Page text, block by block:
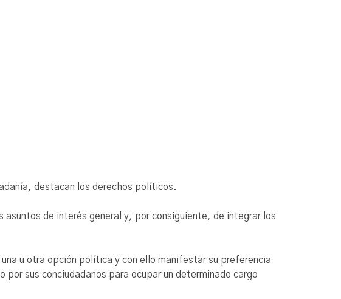
destacan los derechos políticos.
de interés general y, por consiguiente, de integrar los
u otra opción política y con ello manifestar su preferencia
sus conciudadanos para ocupar un determinado cargo